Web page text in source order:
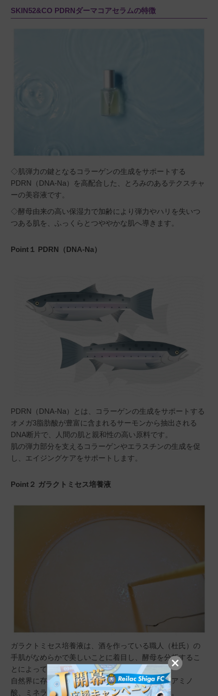
aya 購入者
非公開
投稿日
2024/03/10
夜に使っています。エクソソームより少しだけ
como
2023/04/24
SKIN52&CO PDRNダーマコアセラムの特徴
◇肌弾力の鍵となるコラーゲンの生成をサポートする
PDRN（DNA-Na）を高配合した、とろみのあるテクスチャ
ーの美容液です。
◇酵母由来の高い保湿力で加齢により弾力やハリを失いつ
つある肌を、ふっくらとつややかな肌へ導きます。
Point１ PDRN（DNA-Na）
PDRN（DNA-Na）とは、コラーゲンの生成をサポートする
オメガ3脂肪酸が豊富に含まれるサーモンから抽出される
DNA断片で、人間の肌と親和性の高い原料です。
肌の弾力部分を支えるコラーゲンやエラスチンの生成を促
し、エイジングケアをサポートします。
Point２ ガラクトミセス培養液
ガラクトミセス培養液は、酒を作っている職人（杜氏）の
手肌がなめらかで美しいことに着目し、酵母を分析するこ
とによって発見されました。
自然界に存在する天然酵母の一種で、ビタミンやアミノ
酸、ミネラルなどの栄養素を豊富に含んでいます。